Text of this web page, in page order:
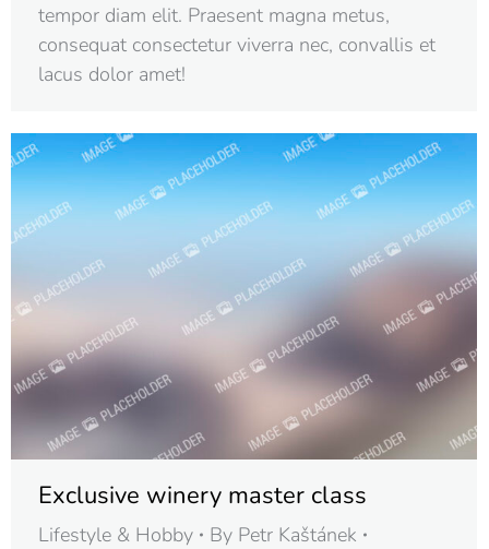
tempor diam elit. Praesent magna metus,
consequat consectetur viverra nec, convallis et
lacus dolor amet!
Exclusive winery master class
Lifestyle & Hobby By Petr Kaštánek